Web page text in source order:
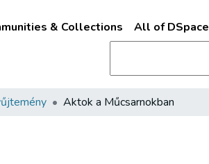
& Collections All of DSpace
Aktok a Műcsarnokban